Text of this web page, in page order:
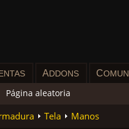
ADDONS C
Página aleatoria
Tela Manos